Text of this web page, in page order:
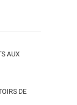
AUX
DE